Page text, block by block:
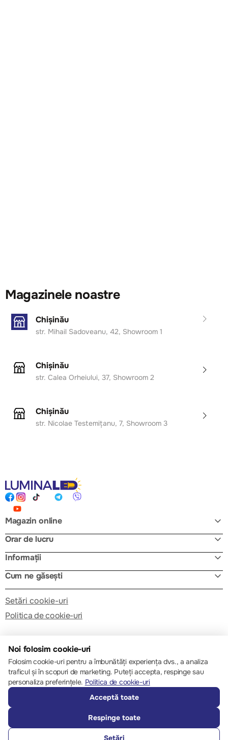
Magazinele noastre
Chișinău
str. Mihail Sadoveanu, 42, Showroom 1
Chișinău
str. Calea Orheiului, 37, Showroom 2
Chișinău
str. Nicolae Testemițanu, 7, Showroom 3
Magazin online
Orar de lucru
Informații
Cum ne găsești
Setări cookie-uri
Politica de cookie-uri
© 2013 – 2026 ECOM
Noi folosim cookie-uri
Folosim cookie-uri pentru a îmbunătăți experiența dvs., a analiza
traficul și în scopuri de marketing. Puteți accepta, respinge sau
personaliza preferințele. Politica de cookie-uri
Acceptă toate
Respinge toate
Setări